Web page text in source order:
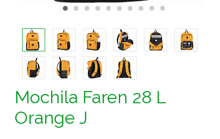
Mochila Faren 28 L
Orange J